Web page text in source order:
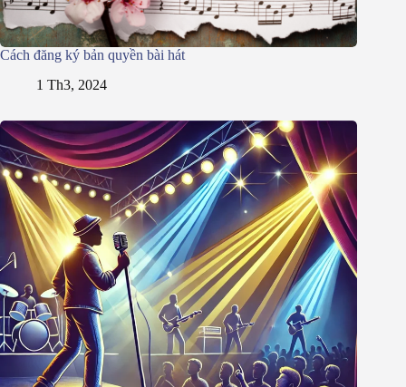
Cách đăng ký bản quyền bài hát
1 Th3, 2024